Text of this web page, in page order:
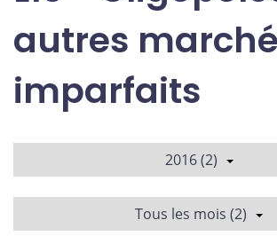
autres
imparfaits
2016 (2)
Tous les mois (2)